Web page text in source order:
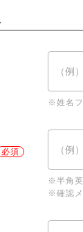
※姓名
※半角
※確認